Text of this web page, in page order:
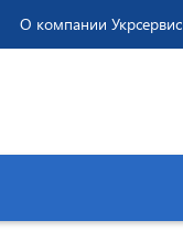
О компании Укрсервис